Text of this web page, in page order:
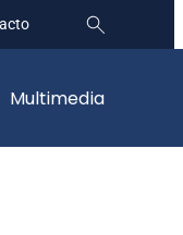
Multimedia